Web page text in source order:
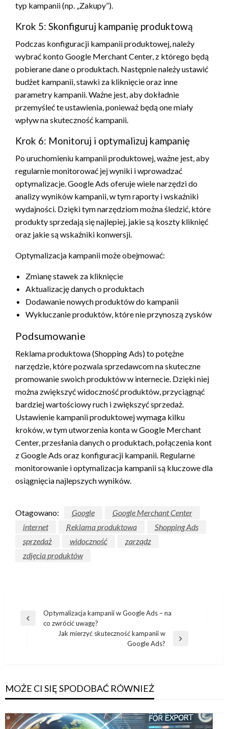
typ kampanii (np. „Zakupy”).
Krok 5: Skonfiguruj kampanię produktową
Podczas konfiguracji kampanii produktowej, należy
wybrać konto Google Merchant Center, z którego będą
pobierane dane o produktach. Następnie należy ustawić
budżet kampanii, stawki za kliknięcie oraz inne
parametry kampanii. Ważne jest, aby dokładnie
przemyśleć te ustawienia, ponieważ będą one miały
wpływ na skuteczność kampanii.
Krok 6: Monitoruj i optymalizuj kampanię
Po uruchomieniu kampanii produktowej, ważne jest, aby
regularnie monitorować jej wyniki i wprowadzać
optymalizacje. Google Ads oferuje wiele narzędzi do
analizy wyników kampanii, w tym raporty i wskaźniki
wydajności. Dzięki tym narzędziom można śledzić, które
produkty sprzedają się najlepiej, jakie są koszty kliknięć
oraz jakie są wskaźniki konwersji.
Optymalizacja kampanii może obejmować:
Zmianę stawek za kliknięcie
Aktualizację danych o produktach
Dodawanie nowych produktów do kampanii
Wykluczanie produktów, które nie przynoszą zysków
Podsumowanie
Reklama produktowa (Shopping Ads) to potężne
narzędzie, które pozwala sprzedawcom na skuteczne
promowanie swoich produktów w internecie. Dzięki niej
można zwiększyć widoczność produktów, przyciągnąć
bardziej wartościowy ruch i zwiększyć sprzedaż.
Ustawienie kampanii produktowej wymaga kilku
kroków, w tym utworzenia konta w Google Merchant
Center, przesłania danych o produktach, połączenia kont
z Google Ads oraz konfiguracji kampanii. Regularne
monitorowanie i optymalizacja kampanii są kluczowe dla
osiągnięcia najlepszych wyników.
Otagowano: Google
Google Merchant Center
internet
Reklama produktowa
Shopping Ads
sprzedaż
widoczność
zarządz
zdjęcia produktów
Nawigacja
wpisu
Poprzedni
Optymalizacja kampanii w Google Ads – na
co zwrócić uwagę?
Jak mierzyć skuteczność kampanii w
Google Ads?
MOŻE CI SIĘ SPODOBAĆ RÓWNIEŻ